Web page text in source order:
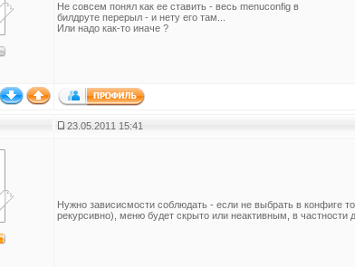
Не совсем понял как ее ставить - весь menuconfig в
билдруте перерыл - и нету его там...
Или надо как-то иначе ?
23.05.2011 15:41
Нужно зависисмости соблюдать - если не выбрать в конфиге
рекурсивно), меню будет скрыто или неактивным, в частности